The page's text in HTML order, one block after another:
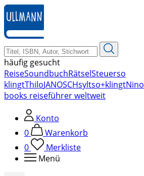
zum
Hauptinhalt
springen
häufig gesucht
ReiseSoundbuchRätselSteuerso
klingtThiloJANOSCHsyltso+klingtNino
books reiseführer weltweit
Konto
0
Warenkorb
0
Merkliste
Menü